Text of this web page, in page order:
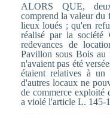
ALORS QUE,
comprend la valeur du
lieux loués ; qu'en
réalisé par la société
redevances de
Pavillon sous Bois au
n'avaient pas été
étaient relatives à un
d'autres locaux ne
de commerce exploité
a violé l'article L. 145-